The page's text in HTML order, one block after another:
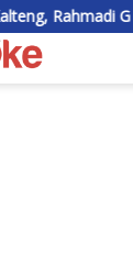
Lentam Jalani